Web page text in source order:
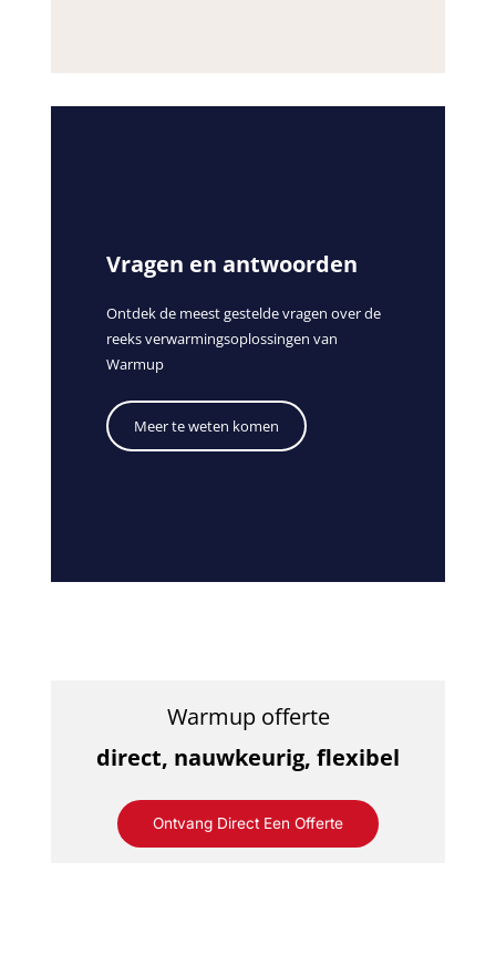
Vragen en antwoorden
Ontdek de meest gestelde vragen over de
reeks verwarmingsoplossingen van
Warmup
Meer te weten komen
Warmup offerte
direct, nauwkeurig, flexibel
Ontvang Direct Een Offerte